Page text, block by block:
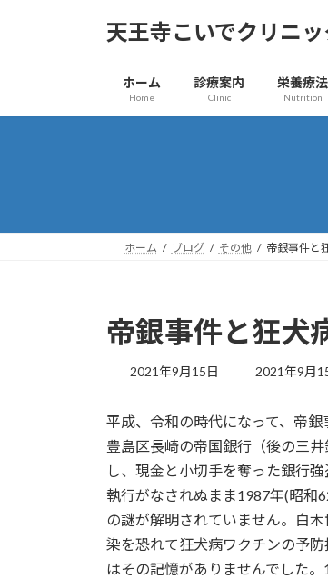
へ
ョ
天王寺こいでクリニ
ホーム
Home
診療案内
Clinic
栄養療法
Nutrition
ホーム ブログ その他 帝銀事件と
帝銀事件と狂犬
2021年9月15日
最
新
日
時
:
2021年9月
平成、令和の時代になって、帝
豊島区長崎の帝国銀行（後の三
し、現金と小切手を奪った銀行
執行がなされぬまま1987年(昭和
の謎が解明されていません。白
染を恐れて狂犬病ワクチンの予
はその記憶がありませんでした